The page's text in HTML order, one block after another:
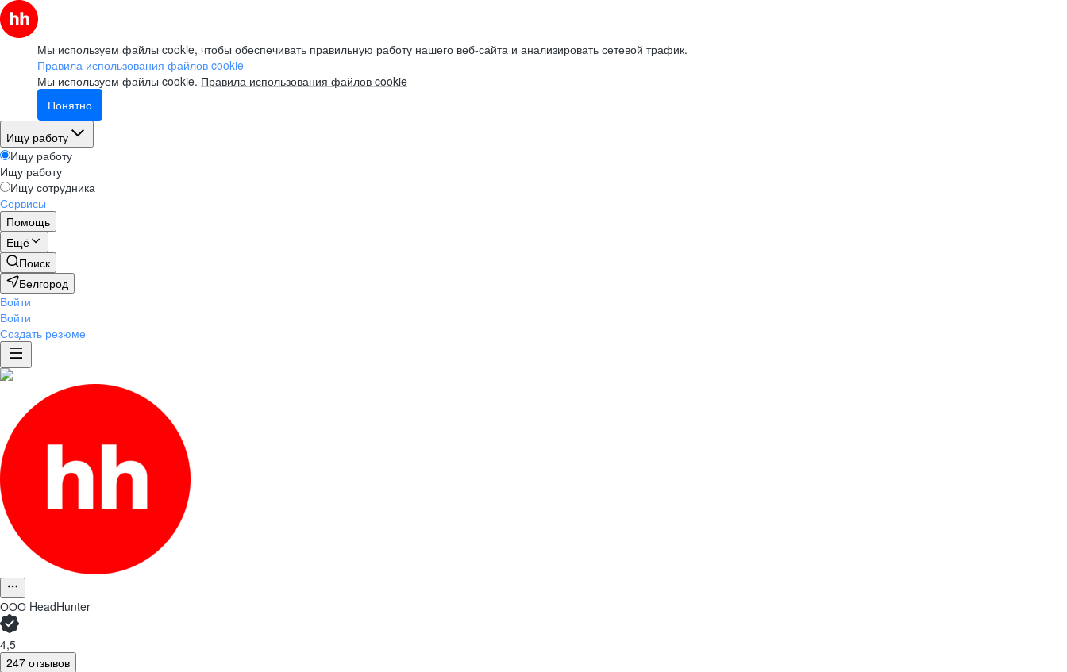
Мы используем файлы cookie, чтобы обеспечивать правильную работу нашего веб-сайта и анализировать сетевой трафик.
Правила использования файлов cookie
Мы используем файлы cookie. Правила использования файлов cookie
Понятно
Ищу работу
Ищу работу
Ищу работу
Ищу сотрудника
Сервисы
Помощь
Ещё
Поиск
Белгород
Войти
Войти
Создать резюме
ООО HeadHunter
4,5
247 отзывов